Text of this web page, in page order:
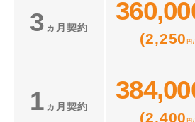
3 ヵ月契約
1 ヵ月契約
(2,250円
(2,400